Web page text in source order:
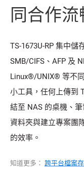
同合作
TS-1673U-RP 集中
SMB/CIFS、AFP 及
Linux®/UNIX® 等不
小工具，任何上傳到
結至 NAS 的桌機、
資料夾與建立專案團
的效率。
知道更多： 跨平台檔案